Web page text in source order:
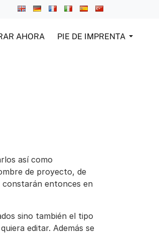
AHORA PIE DE IMPRENTA
así como
de proyecto, de
constarán entonces en
sino también el tipo
editar. Además se